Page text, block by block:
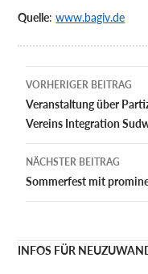
Quelle:www.bagiv.de
VORHERIGER BEITRAG
Veranstaltung über
Vereins Integration
NÄCHSTER BEITRAG
Sommerfest mit
INFOS FÜR